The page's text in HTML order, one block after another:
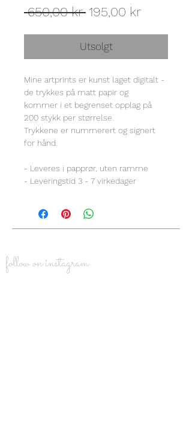
650,00 kr Vanlig
195,00 krSalgspris
Utsolgt
Mine artprints er kunst laget digitalt -
de trykkes på matt papir og
kommer i et begrenset opplag på
200 stykk per størrelse.
Trykkene er nummerert og signert
for hånd.
- Leveres i papprør, uten ramme
- Leveringstid 3 - 7 virkedager
follow on instagram